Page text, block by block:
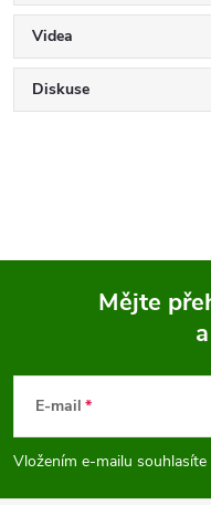
Videa
Diskuse
p
Mějte
E-mail
Vložením e-mailu souhlasíte